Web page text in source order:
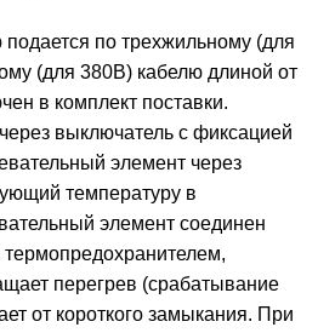
по трехжильному (для
(для 380В) кабелю длиной от
в комплект поставки.
выключатель с фиксацией
элемент через
температуру в
элемент соединен
термопредохранителем,
перегрев (срабатывание
от короткого замыкания. При